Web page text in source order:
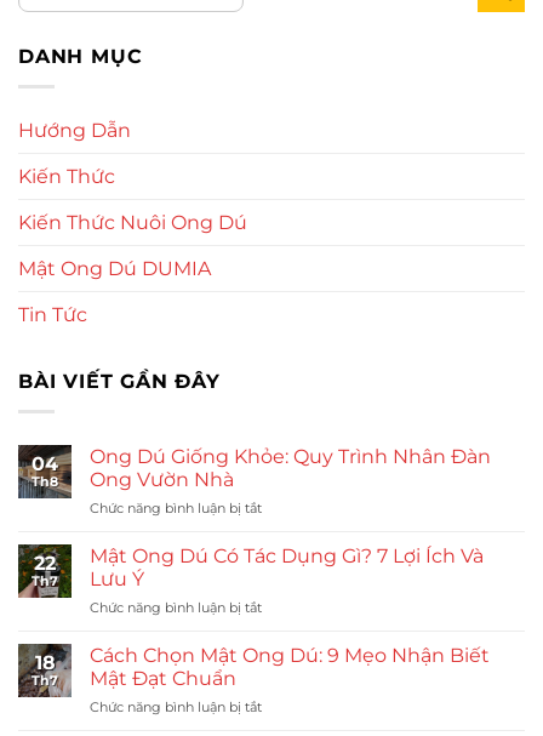
DANH MỤC
Hướng Dẫn
Kiến Thức
Kiến Thức Nuôi Ong Dú
Mật Ong Dú DUMIA
Tin Tức
BÀI VIẾT GẦN ĐÂY
04
Th8
Ong Dú Giống Khỏe: Quy Trình Nhân Đàn
Ong Vườn Nhà
Chức năng bình luận bị tắtở
Dú
Giống
Quy
Nhân
Đàn
Vườn
22
Th7
Mật Ong Dú Có Tác Dụng Gì? 7 Lợi Ích Và
Lưu Ý
Chức năng bình luận bị tắtở
Dú
Tác
18
Th7
Cách Chọn Mật Ong Dú: 9 Mẹo Nhận Biết
Mật Đạt Chuẩn
Chức năng bình luận bị tắtở